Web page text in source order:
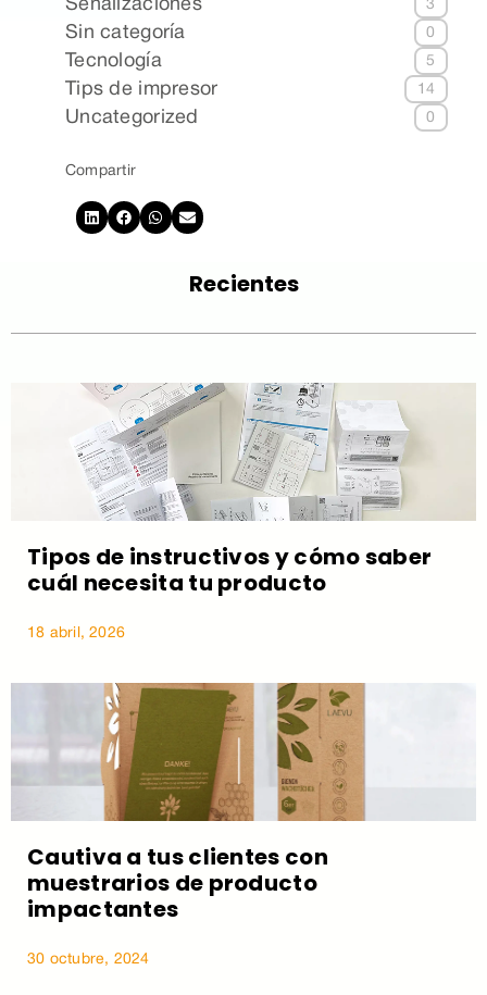
Señalizaciones 3
Sin categoría 0
Tecnología 5
Tips de impresor 14
Uncategorized 0
Compartir
Recientes
Tipos de instructivos y cómo saber
cuál necesita tu producto
18 abril, 2026
Cautiva a tus clientes con
muestrarios de producto
impactantes
30 octubre, 2024